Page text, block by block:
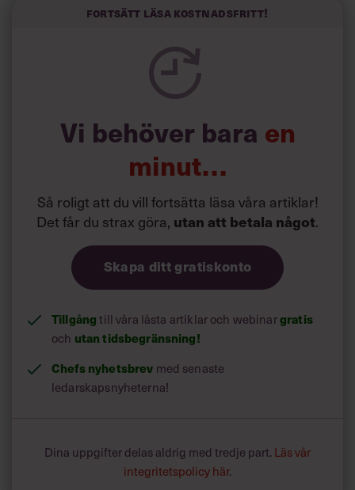
och höjt arbetsglädjen på Google:
Fortsätt läsa kostnadsfritt!
Vi behöver bara en
minut…
Så roligt att du vill fortsätta läsa våra artiklar!
Det får du strax göra, utan att betala något.
Skapa ditt gratiskonto
Tillgångtill våra låsta artiklar och webinargratis
och utan tidsbegränsning!
Chefs nyhetsbrev med senaste
ledarskapsnyheterna!
Dina uppgifter delas aldrig med tredje part. Läs vår
integritetspolicy här.